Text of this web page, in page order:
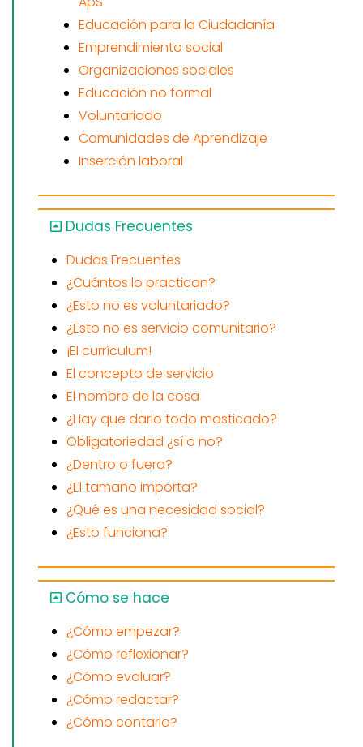
Educación para la Ciudadanía
Emprendimiento social
Organizaciones sociales
Educación no formal
Voluntariado
Comunidades de Aprendizaje
Inserción laboral
Dudas Frecuentes
Dudas Frecuentes
¿Cuántos lo practican?
¿Esto no es voluntariado?
¿Esto no es servicio comunitario?
¡El currículum!
El concepto de servicio
El nombre de la cosa
¿Hay que darlo todo masticado?
Obligatoriedad ¿sí o no?
¿Dentro o fuera?
¿El tamaño importa?
¿Qué es una necesidad social?
¿Esto funciona?
Cómo se hace
¿Cómo empezar?
¿Cómo reflexionar?
¿Cómo evaluar?
¿Cómo redactar?
¿Cómo contarlo?